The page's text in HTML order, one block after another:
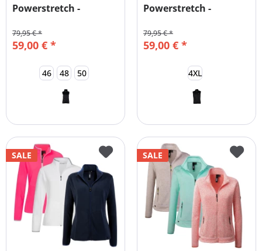
Powerstretch -
59,00 € *
79,95 € *
46 48 50
Powerstretch -
59,00 € *
79,95 € *
4XL
SALE SALE